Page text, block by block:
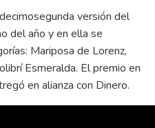
versión del
del año y en ella se
Mariposa de Lorenz,
Esmeralda. El premio en
en alianza con Dinero.